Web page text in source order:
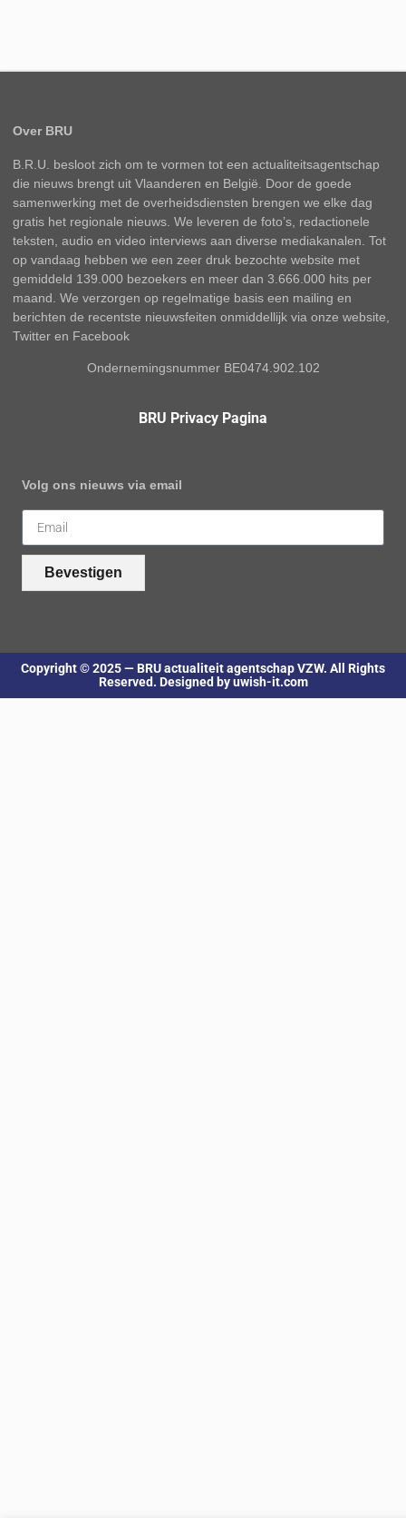
Over BRU
B.R.U. besloot zich om te vormen tot een actualiteitsagentschap
die nieuws brengt uit Vlaanderen en België. Door de goede
samenwerking met de overheidsdiensten brengen we elke dag
gratis het regionale nieuws. We leveren de foto’s, redactionele
teksten, audio en video interviews aan diverse mediakanalen. Tot
op vandaag hebben we een zeer druk bezochte website met
gemiddeld 139.000 bezoekers en meer dan 3.666.000 hits per
maand. We verzorgen op regelmatige basis een mailing en
berichten de recentste nieuwsfeiten onmiddellijk via onze website,
Twitter en Facebook
Ondernemingsnummer BE0474.902.102
BRU Privacy Pagina
Volg ons nieuws via email
Bevestigen
Copyright © 2025 — BRU actualiteit agentschap VZW. All Rights
Reserved. Designed by uwish-it.com